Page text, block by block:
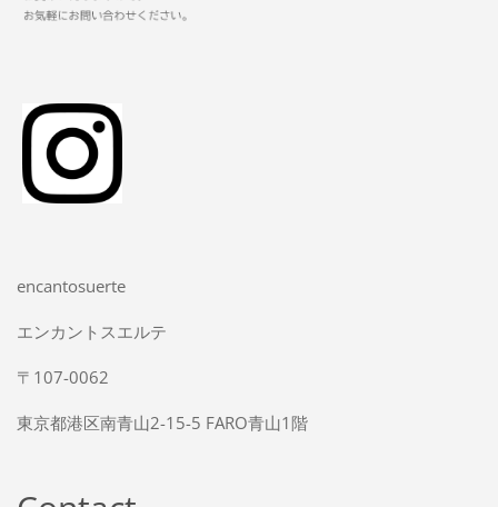
encantosuerte
エンカントスエルテ
〒107-0062
東京都港区南青山2-15-5 FARO青山1階